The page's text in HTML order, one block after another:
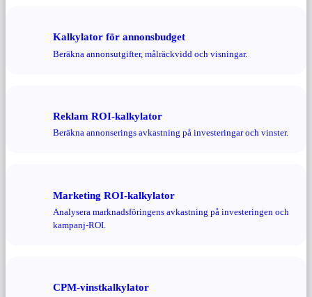
Kalkylator för annonsbudget
Beräkna annonsutgifter, målräckvidd och visningar.
Reklam ROI-kalkylator
Beräkna annonserings avkastning på investeringar och vinster.
Marketing ROI-kalkylator
Analysera marknadsföringens avkastning på investeringen och
kampanj-ROI.
CPM-vinstkalkylator